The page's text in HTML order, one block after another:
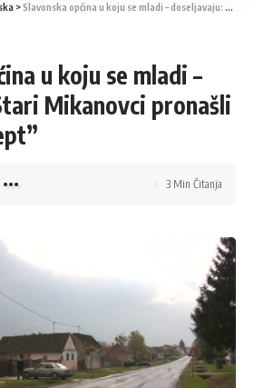
>Slavonska općina u koju se mladi – doseljavaju: Stari Mikanovci pronašli su pravi “recept”
u koju se mladi –
Mikanovci pronašli
3 Min Čitanja